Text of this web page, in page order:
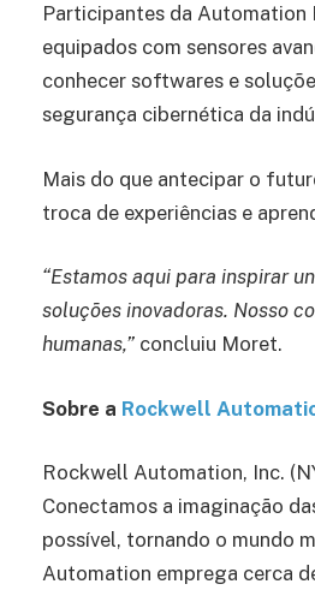
Participantes da Automation
equipados com sensores
conhecer softwares e
segurança cibernética da
Mais do que antecipar o
troca de experiências e
“Estamos aqui para inspirar
soluções inovadoras. Nosso
humanas,” concluiu Moret.
Sobre a Rockwell
Rockwell Automation, Inc.
Conectamos a imaginação
possível, tornando o mundo
Automation emprega cerca